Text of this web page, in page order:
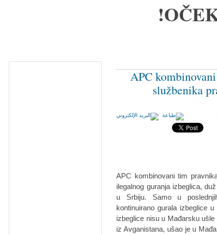
APC
službenika
APC kombinovani tim
ilegalnog guranja izbeglica,
u Srbiju. Samo u
kontinuirano gurala izbeglice
izbeglice nisu u Mađarsku
iz Avganistana, ušao je u